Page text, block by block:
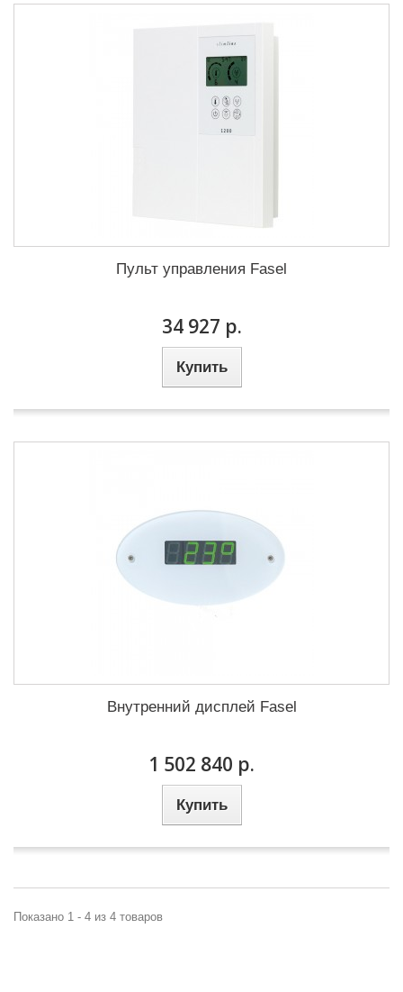
Пульт управления Fasel
34 927 р.
Купить
Внутренний дисплей Fasel
1 502 840 р.
Купить
Показано 1 - 4 из 4 товаров